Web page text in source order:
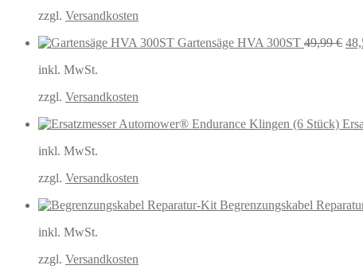
zzgl. Versandkosten
Gartensäge HVA 300ST 49,99€
inkl. MwSt.
zzgl. Versandkosten
inkl. MwSt.
zzgl. Versandkosten
Begrenzungskabel
inkl. MwSt.
zzgl. Versandkosten